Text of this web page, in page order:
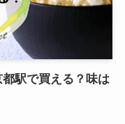
駅で買える？味は